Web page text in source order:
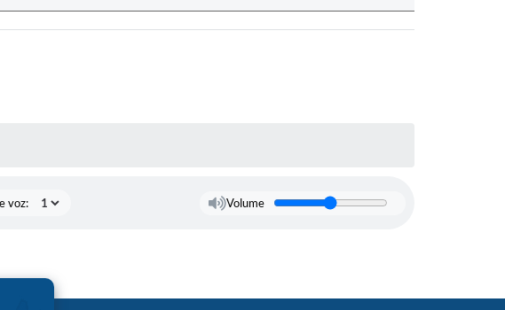
voz: Volume